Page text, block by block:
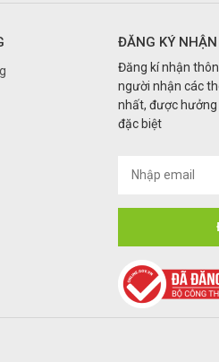
ĐĂNG KÝ
Đăng kí nhận
người nhận các
nhất, được
đặc biệt